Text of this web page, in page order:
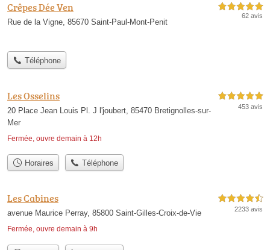
Crêpes Dée Ven
Rue de la Vigne, 85670 Saint-Paul-Mont-Penit
5,0 étoiles sur 5
62 avis
Téléphone
Les Osselins
20 Place Jean Louis Pl. J l'joubert, 85470 Bretignolles-sur-
Mer
Fermée, ouvre demain à 12h
5,0 étoiles sur 5
453 avis
Horaires Téléphone
Les Cabines
avenue Maurice Perray, 85800 Saint-Gilles-Croix-de-Vie
Fermée, ouvre demain à 9h
4,5 étoiles sur 5
2233 avis